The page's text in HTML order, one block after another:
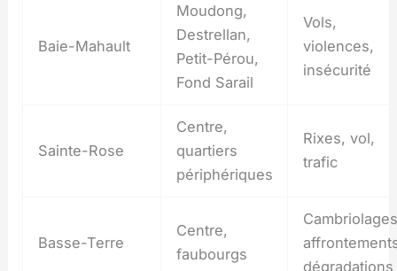
Baie-Mahault
Moudong,
Destrellan,
Petit-Pérou,
Fond Sarail
Vols,
violences,
insécurité
Sainte-Rose
Centre,
quartiers
périphériques
Rixes, vol,
trafic
Basse-Terre
Centre,
faubourgs
dégradations